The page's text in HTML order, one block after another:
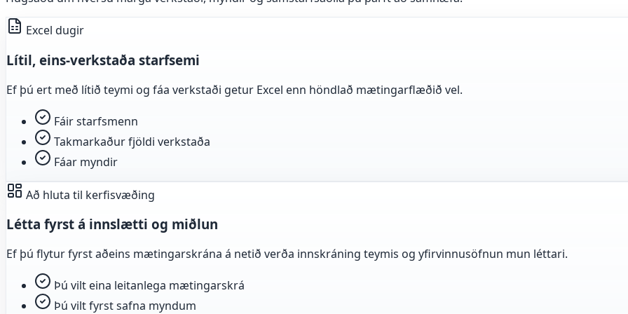
Excel dugir
Lítil, eins-verkstaða starfsemi
Ef þú ert með lítið teymi og fáa verkstaði getur Excel enn höndlað mætingarflæðið vel.
Fáir starfsmenn
Takmarkaður fjöldi verkstaða
Fáar myndir
Að hluta til kerfisvæðing
Létta fyrst á innslætti og miðlun
Ef þú flytur fyrst aðeins mætingarskrána á netið verða innskráning teymis og yfirvinnusöfnun mun léttari.
Þú vilt eina leitanlega mætingarskrá
Þú vilt fyrst safna myndum